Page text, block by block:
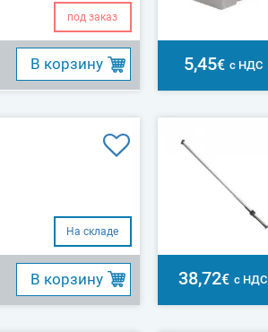
под заказ
B корзину 5,45€ с НДС
На складе
B корзину 38,72€ с НДС